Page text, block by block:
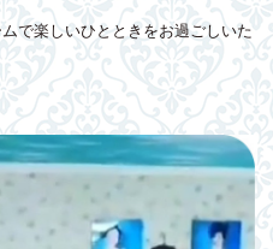
で楽しいひとときをお過ごしいた